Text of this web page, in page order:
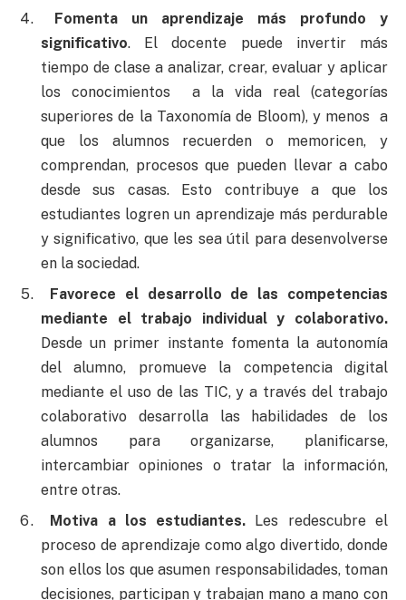
Fomenta un aprendizaje más profundo y
significativo. El docente puede invertir más
tiempo de clase a analizar, crear, evaluar y aplicar
los conocimientos a la vida real (categorías
superiores de la Taxonomía de Bloom), y menos a
que los alumnos recuerden o memoricen, y
comprendan, procesos que pueden llevar a cabo
desde sus casas. Esto contribuye a que los
estudiantes logren un aprendizaje más perdurable
y significativo, que les sea útil para desenvolverse
en la sociedad.
Favorece el desarrollo de las competencias
mediante el trabajo individual y colaborativo.
Desde un primer instante fomenta la autonomía
del alumno, promueve la competencia digital
mediante el uso de las TIC, y a través del trabajo
colaborativo desarrolla las habilidades de los
alumnos para organizarse, planificarse,
intercambiar opiniones o tratar la información,
entre otras.
Motiva a los estudiantes. Les redescubre el
proceso de aprendizaje como algo divertido, donde
son ellos los que asumen responsabilidades, toman
decisiones, participan y trabajan mano a mano con